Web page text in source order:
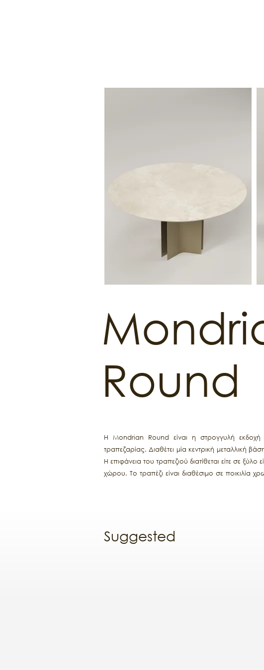
Round
Η Mondrian Round είναι η στρογγυλή εκδοχή
τραπεζαρίας. Διαθέτει μία κεντρική μεταλλική
Η επιφάνεια του τραπεζιού διατίθεται είτε σε
χώρου. Το τραπέζι είναι διαθέσιμο σε ποικιλία
Suggested